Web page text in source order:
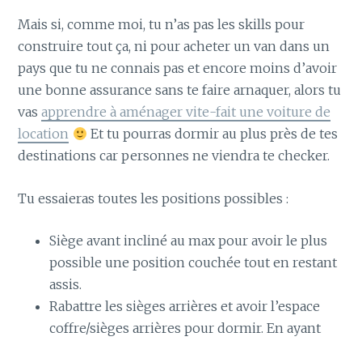
Mais si, comme moi, tu n’as pas les skills pour
construire tout ça, ni pour acheter un van dans un
pays que tu ne connais pas et encore moins d’avoir
une bonne assurance sans te faire arnaquer, alors tu
vasapprendre à aménager vite-fait une voiture de
location
Et tu pourras dormir au plus près de tes
destinations car personnes ne viendra te checker.
Tu essaieras toutes les positions possibles :
Siège avant incliné au max pour avoir le plus
possible une position couchée tout en restant
assis.
Rabattre les sièges arrières et avoir l’espace
coffre/sièges arrières pour dormir. En ayant